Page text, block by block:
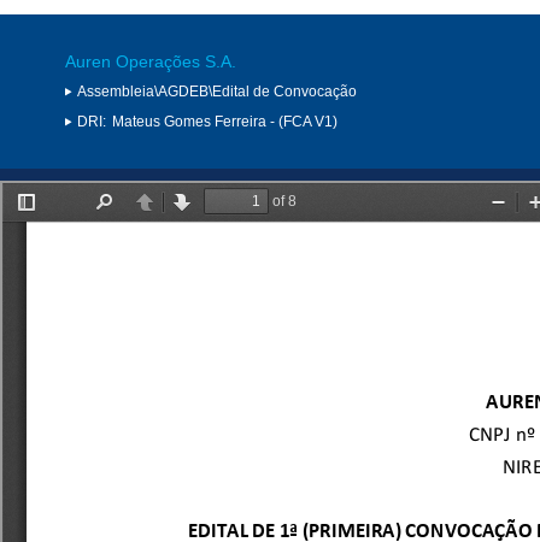
Auren Operações S.A.
Assembleia\AGDEB\Edital de Convocação
DRI: Mateus Gomes Ferreira - (FCA V1)